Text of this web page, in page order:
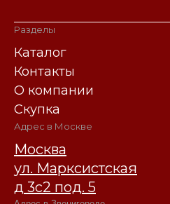
Разделы
Каталог
Контакты
О компании
Скупка
Адрес в Москве
Москва
ул. Марксистская
д 3с2 под. 5